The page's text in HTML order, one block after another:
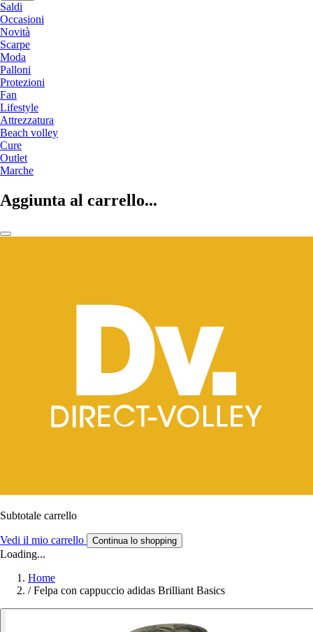
Saldi
Occasioni
Novità
Scarpe
Moda
Palloni
Protezioni
Fan
Lifestyle
Attrezzatura
Beach volley
Cure
Outlet
Marche
Aggiunta al carrello...
Subtotale carrello
Vedi il mio carrello Continua lo shopping
Loading...
Home
/ Felpa con cappuccio adidas Brilliant Basics